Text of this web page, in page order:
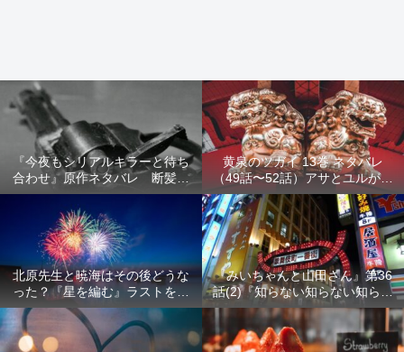
『今夜もシリアルキラーと待ち
合わせ』原作ネタバレ 断髪オ
ブジェ殺人事件 犯人の正体や
結末を解説
黄泉のツガイ 13巻 ネタバレ
（49話〜52話）アサとユルが家
出！西ノ村の真実とヒカルの決
意を解説
北原先生と暁海はその後どうな
った？『星を編む』ラストをネ
タバレ解説
『みいちゃんと山田さん』第36
話(2)『知らない知らない知らな
い』最新話 ネタバレ 犯人確
定 次回最終回